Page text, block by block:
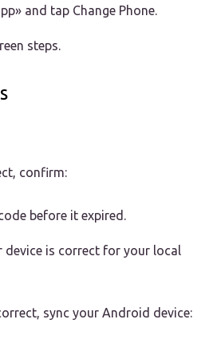
and tap Change Phone.
steps.
confirm:
before it expired.
device is correct for your local
sync your Android device: